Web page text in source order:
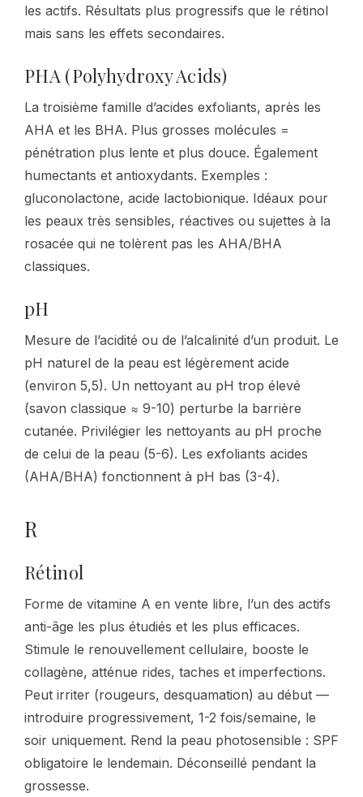
les actifs. Résultats plus progressifs que le rétinol
mais sans les effets secondaires.
PHA (Polyhydroxy Acids)
La troisième famille d’acides exfoliants, après les
AHA et les BHA. Plus grosses molécules =
pénétration plus lente et plus douce. Également
humectants et antioxydants. Exemples :
gluconolactone, acide lactobionique. Idéaux pour
les peaux très sensibles, réactives ou sujettes à la
rosacée qui ne tolèrent pas les AHA/BHA
classiques.
pH
Mesure de l’acidité ou de l’alcalinité d’un produit. Le
pH naturel de la peau est légèrement acide
(environ 5,5). Un nettoyant au pH trop élevé
(savon classique ≈ 9-10) perturbe la barrière
cutanée. Privilégier les nettoyants au pH proche
de celui de la peau (5-6). Les exfoliants acides
(AHA/BHA) fonctionnent à pH bas (3-4).
R
Rétinol
Forme de vitamine A en vente libre, l’un des actifs
anti-âge les plus étudiés et les plus efficaces.
Stimule le renouvellement cellulaire, booste le
collagène, atténue rides, taches et imperfections.
Peut irriter (rougeurs, desquamation) au début —
introduire progressivement, 1-2 fois/semaine, le
soir uniquement. Rend la peau photosensible : SPF
obligatoire le lendemain. Déconseillé pendant la
grossesse.